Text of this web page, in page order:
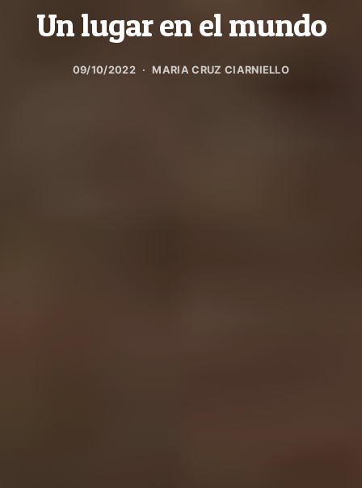
Un lugar en el mundo
09/10/2022 MARIA CRUZ CIARNIELLO